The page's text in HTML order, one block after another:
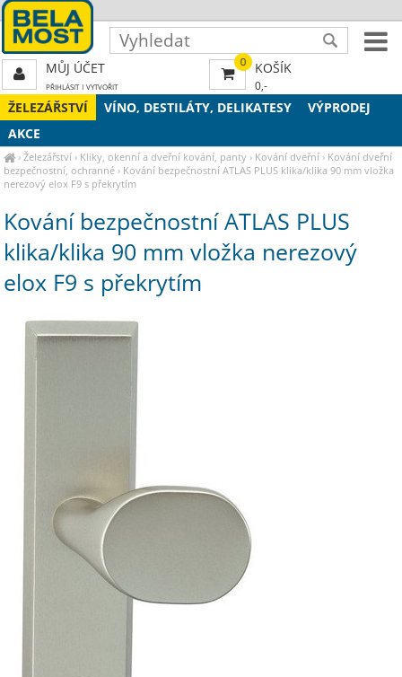
ŽELEZÁŘSTVÍ VÍNO, DESTILÁTY, DELIKATESY
VÝPRODEJ
AKCE
›Železářství › Kliky, okenní a dveřní kování, panty › Kování dveřní › Kování dveřní
bezpečnostní, ochranné › Kování bezpečnostní ATLAS PLUS klika/klika 90 mm vložka
nerezový elox F9 s překrytím
Kování bezpečnostní ATLAS PLUS
klika/klika 90 mm vložka nerezový
elox F9 s překrytím
0 KOŠÍK
0,-
MŮJ ÚČET
PŘIHLÁSIT| VYTVOŘIT